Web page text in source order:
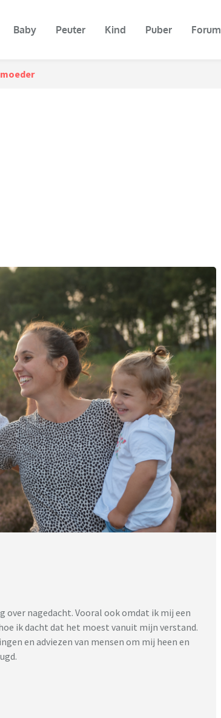
Baby Peuter Kind Puber Forum
over nagedacht. Vooral ook omdat ik mij een
ik dacht dat het moest vanuit mijn verstand.
en adviezen van mensen om mij heen en